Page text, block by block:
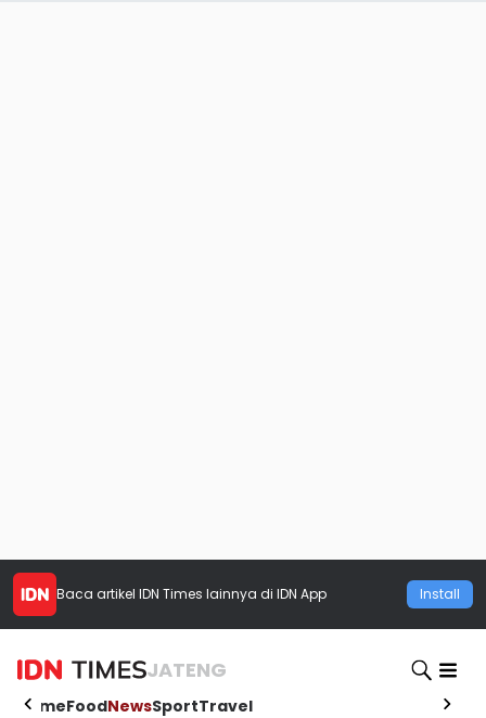
Baca artikel IDN Times lainnya di IDN App Install
JATENG
HomeFoodNewsSportTravel